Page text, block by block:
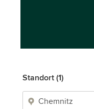
Standort (1)